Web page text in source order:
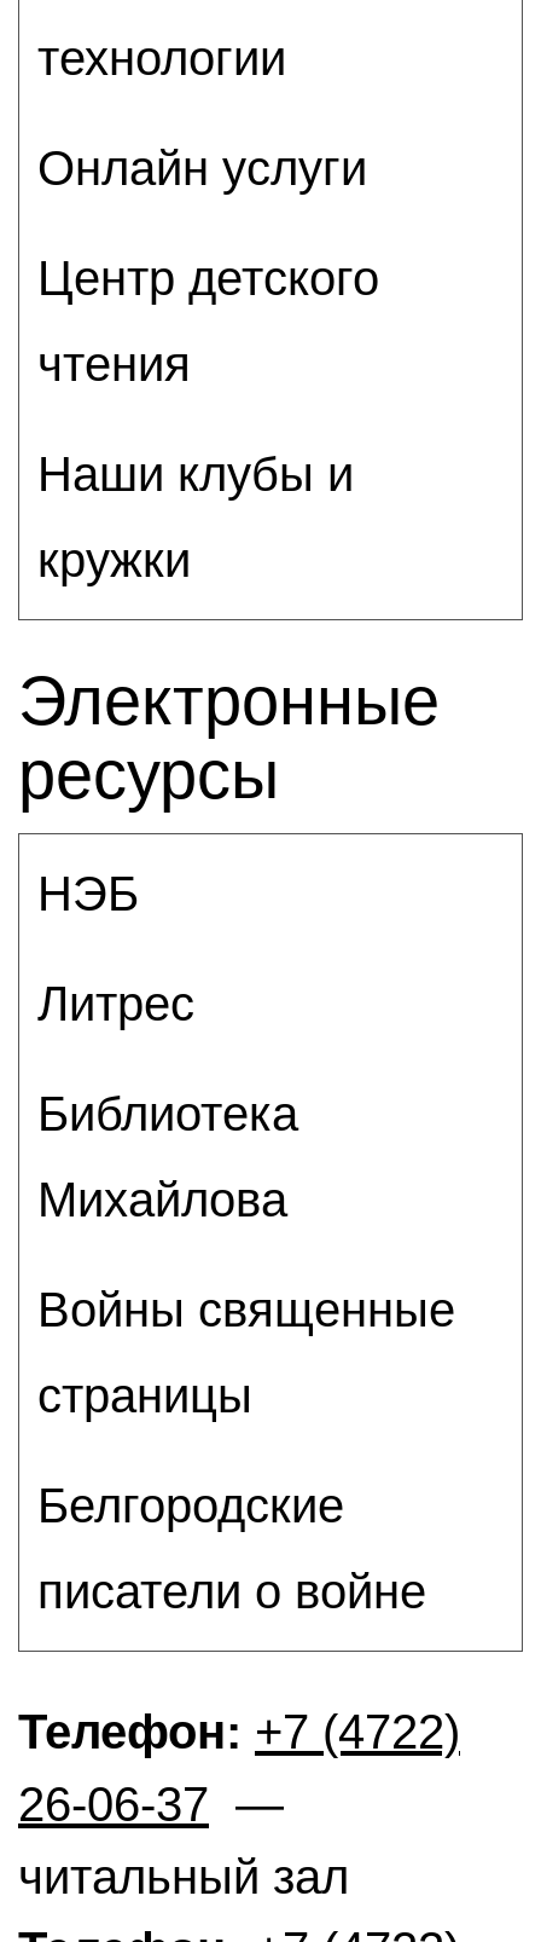
технологии
Онлайн услуги
Центр детского
чтения
Наши клубы и
кружки
Электронные
ресурсы
НЭБ
Литрес
Библиотека
Михайлова
Войны священные
страницы
Белгородские
писатели о войне
Телефон: +7 (4722)
26-06-37 —
читальный зал